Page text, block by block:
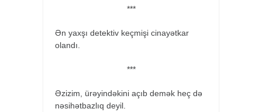
***
Ən yaxşı detektiv keçmişi cinayətkar
olandı.
***
Əzizim, ürəyindəkini açıb demək heç də
nəsihətbazlıq deyil.